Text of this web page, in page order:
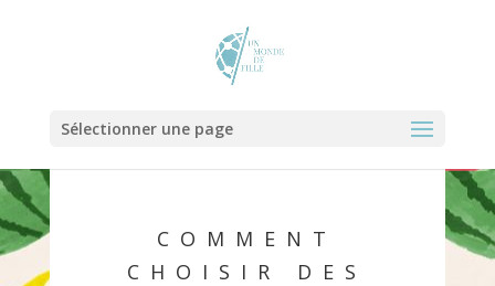
Sélectionner une page
COMMENT
CHOISIR DES